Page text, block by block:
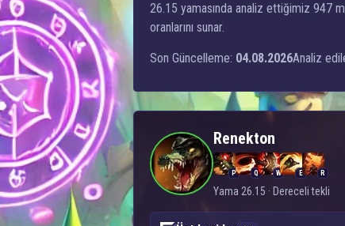
26.15 yamasında analiz ettiğimiz 947
oranlarını sunar.
Son Güncelleme: 04.08.2026Analiz
Renekton
P Q W E R
Yama 26.15 · Dereceli tekli